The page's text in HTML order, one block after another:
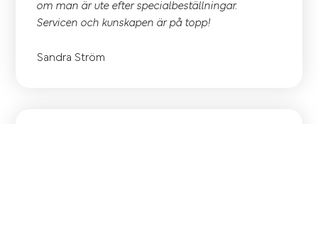
om man är ute efter specialbeställningar.
Servicen och kunskapen är på topp!
Sandra Ström